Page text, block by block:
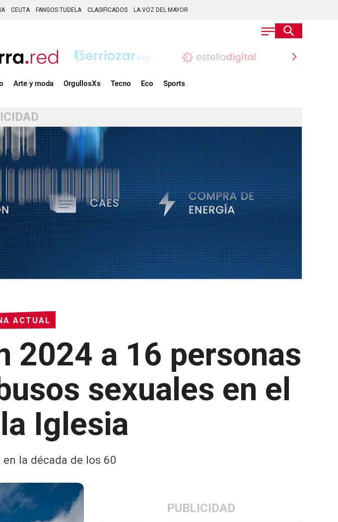
CEUTA FANGOS TUDELA CLASIFICADOS LA VOZ DEL MAYOR
chevron_right
Arte y moda OrgullosXs Tecno Eco Sports
ACTUAL
2024 a 16 personas
sexuales en el
Iglesia
en la década de los 60
PUBLICIDAD